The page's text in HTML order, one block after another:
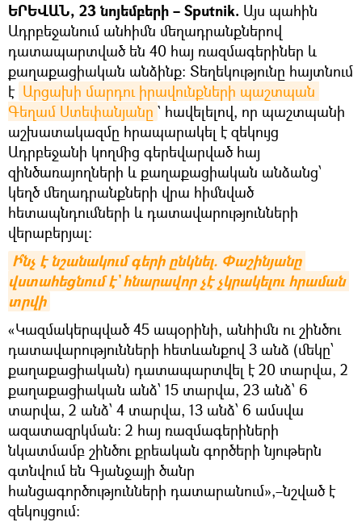
ԵՐԵՎԱՆ, 23 նոյեմբերի – Sputnik. Այս պահին
Ադրբեջանում անհիմն մեղադրանքներով
դատապարտված են 40 հայ ռազմագերիներ և
քաղաքացիական անձինք։ Տեղեկությունը հայտնում
է Արցախի մարդու իրավունքների պաշտպան
Գեղամ Ստեփանյանը ` հավելելով, որ պաշտպանի
աշխատակազմը հրապարակել է զեկույց
Ադրբեջանի կողմից գերեվարված հայ
զինծառայողների և քաղաքացիական անձանց՝
կեղծ մեղադրանքների վրա հիմնված
հետապնդումների և դատավարությունների
վերաբերյալ։
Ի՞նչ է նշանակում գերի ընկնել. Փաշինյանը
վստահեցնում է` հնարավոր չէ չկրակելու հրաման
տրվի
«Կազմակերպված 45 ապօրինի, անհիմն ու շինծու
դատավարությունների հետևանքով 3 անձ (մեկը՝
քաղաքացիական) դատապարտվել է 20 տարվա, 2
քաղաքացիական անձ՝ 15 տարվա, 23 անձ՝ 6
տարվա, 2 անձ՝ 4 տարվա, 13 անձ՝ 6 ամսվա
ազատազրկման։ 2 հայ ռազմագերիների
նկատմամբ շինծու քրեական գործերի նյութերն
գտնվում են Գյանջայի ծանր
հանցագործությունների դատարանում»,–նշված է
զեկույցում։